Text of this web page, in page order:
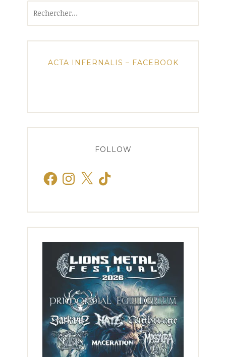
ACTA INFERNALIS – FACEBOOK
FOLLOW
FacebookInstagram
X TikTok